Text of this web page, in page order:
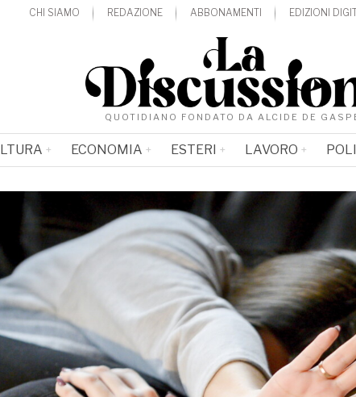
CHI SIAMO REDAZIONE ABBONAMENTI EDIZIONI
QUOTIDIANO FONDATO DA ALCIDE DE
ECONOMIA ESTERI LAVORO